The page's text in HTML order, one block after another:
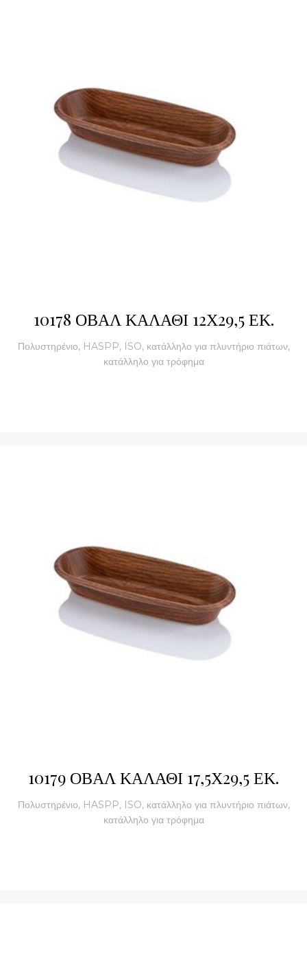
10178 ΟΒΑΛ ΚΑΛΑΘΙ 12Χ29,5 ΕΚ.
Πολυστηρένιο, HASPP, ISO, κατάλληλο για πλυντήριο πιάτων,
κατάλληλο για τρόφημα
10179 ΟΒΑΛ ΚΑΛΑΘΙ 17,5Χ29,5 ΕΚ.
Πολυστηρένιο, HASPP, ISO, κατάλληλο για πλυντήριο πιάτων,
κατάλληλο για τρόφημα